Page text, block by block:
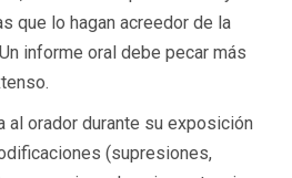
que lo hagan acreedor de la
informe oral debe pecar más
al orador durante su exposición
(supresiones,